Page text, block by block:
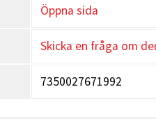
Öppna sida
Skicka en fråga om
7350027671992